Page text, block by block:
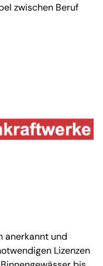
zwischen Beruf
anerkannt und
Lizenzen